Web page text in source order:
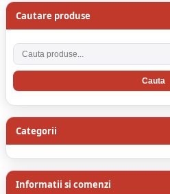
Cautare produse
Cauta produse
Categorii
Informatii si comenzi